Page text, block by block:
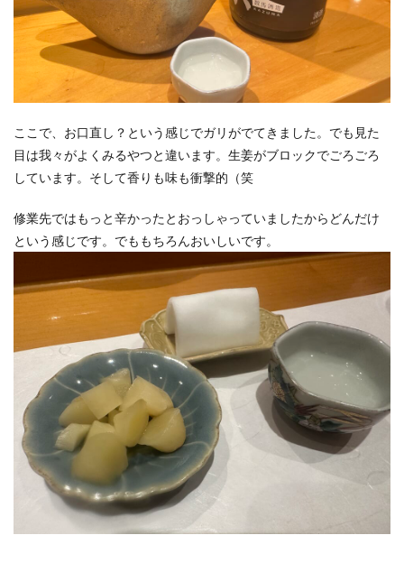
ここで、お口直し？という感じでガリがでてきました。でも見た
目は我々がよくみるやつと違います。生姜がブロックでごろごろ
しています。そして香りも味も衝撃的（笑
修業先ではもっと辛かったとおっしゃっていましたからどんだけ
という感じです。でももちろんおいしいです。